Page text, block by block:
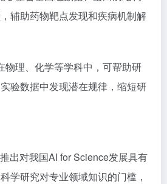
辅助药物靶点发现和疾病机制解
物理、化学等学科中，可帮助研
验数据中发现潜在规律，缩短研
出对我国AI for Science发展具有
学研究对专业领域知识的门槛，